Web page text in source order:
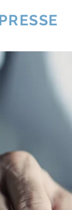
PRESSE